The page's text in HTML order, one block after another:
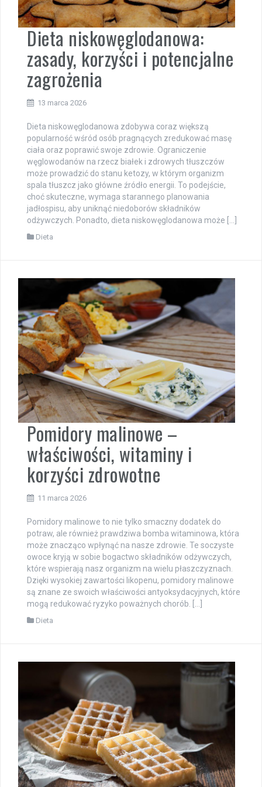
Dieta niskowęglodanowa:
zasady, korzyści i potencjalne
zagrożenia
13 marca 2026
Dieta niskowęglodanowa zdobywa coraz większą
popularność wśród osób pragnących zredukować masę
ciała oraz poprawić swoje zdrowie. Ograniczenie
węglowodanów na rzecz białek i zdrowych tłuszczów
może prowadzić do stanu ketozy, w którym organizm
spala tłuszcz jako główne źródło energii. To podejście,
choć skuteczne, wymaga starannego planowania
jadłospisu, aby uniknąć niedoborów składników
odżywczych. Ponadto, dieta niskowęglodanowa może […]
Dieta
Pomidory malinowe –
właściwości, witaminy i
korzyści zdrowotne
11 marca 2026
Pomidory malinowe to nie tylko smaczny dodatek do
potraw, ale również prawdziwa bomba witaminowa, która
może znacząco wpłynąć na nasze zdrowie. Te soczyste
owoce kryją w sobie bogactwo składników odżywczych,
które wspierają nasz organizm na wielu płaszczyznach.
Dzięki wysokiej zawartości likopenu, pomidory malinowe
są znane ze swoich właściwości antyoksydacyjnych, które
mogą redukować ryzyko poważnych chorób. […]
Dieta